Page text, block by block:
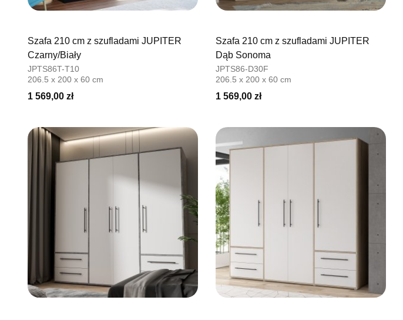
Szafa 210 cm z szufladami JUPITER
Czarny/Biały
JPTS86T-T10
206.5 x 200 x 60 cm
1 569,00 zł
Szafa 210 cm z szufladami JUPITER
Dąb Sonoma
JPTS86-D30F
206.5 x 200 x 60 cm
1 569,00 zł